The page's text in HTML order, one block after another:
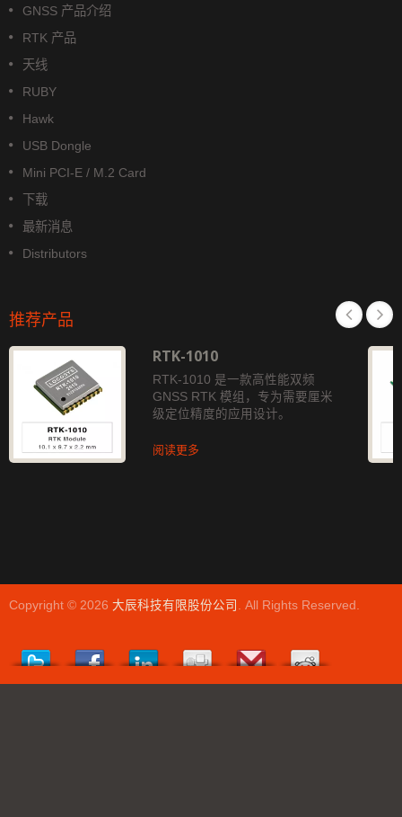
GNSS 产品介绍
RTK 产品
天线
RUBY
Hawk
USB Dongle
Mini PCI-E / M.2 Card
下载
最新消息
Distributors
推荐产品
RTK-1010
RTK-1010 是一款高性能双频
GNSS RTK 模组，专为需要厘米
级定位精度的应用设计。
阅读更多
Copyright © 2026 大辰科技有限股份公司 . All Rights Reserved.